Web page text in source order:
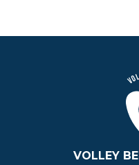
VOLLEY